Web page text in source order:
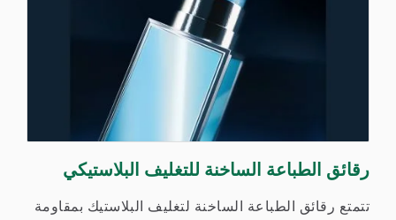
رقائق الطباعة الساخنة للتغليف البلاستيكي
تتمتع رقائق الطباعة الساخنة لتغليف البلاستيك بمقاومة